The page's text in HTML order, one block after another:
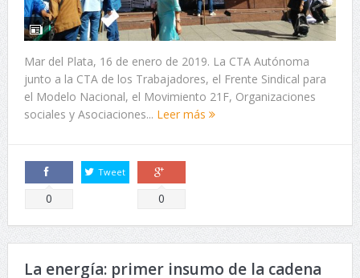
Mar del Plata, 16 de enero de 2019. La CTA Autónoma
junto a la CTA de los Trabajadores, el Frente Sindical para
el Modelo Nacional, el Movimiento 21F, Organizaciones
sociales y Asociaciones... Leer más
Comparte
0
Tweet
Comparte
0
La energía: primer insumo de la cadena